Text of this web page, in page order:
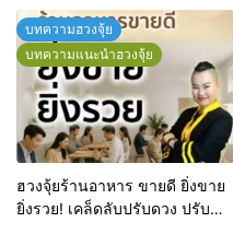
บทความฮวงจุ้ย
บทความแนะนำฮวงจุ้ย
ฮวงจุ้ยร้านอาหาร ขายดี ยิ่งขาย
ยิ่งรวย! เคล็ดลับปรับดวง ปรับ